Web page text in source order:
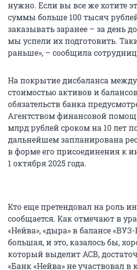
нужно. Если вы все же хотите
суммы больше 100 тысяч
заказывать заранее – за день
мы успели их подготовить.
раньше», – сообщила
На покрытие дисбаланса
стоимостью активов и
обязательств банка
Агентством финансовой
млрд рублей сроком на 10 лет
дальнейшем запланирована
в форме его присоединения к
1 октября 2025 года.
Кто еще претендовал на роль
сообщается. Как отмечают в
«Нейва», «дыра» в балансе
большая, и это, казалось бы,
который выделит АСВ,
«Банк «Нейва» не участвовал в